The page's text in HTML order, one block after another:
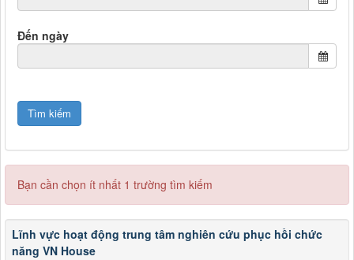
Đến ngày
Bạn cần chọn ít nhất 1 trường tìm kiếm
Lĩnh vực hoạt động trung tâm nghiên cứu phục hồi chức
năng VN House